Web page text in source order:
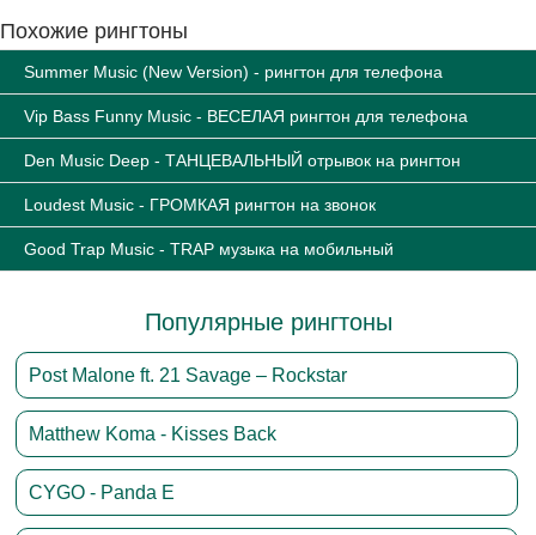
Категории
Music Box - Бомбезные ЗВОНКИ для телефона
30-11-2018, 06:18
рингтоны на мобильный телефон
телефона (размер 1,38 Мб):
Скачать рингтон
Адрес страницы рингтона
box-bombeznye-zvonki-dlya-telefona-skachat.html.